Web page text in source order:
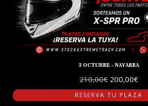
3 OCTUBRE - NAVARRA
210,00€ El
precio
original
200,00€El
RESERVA TU PLAZA